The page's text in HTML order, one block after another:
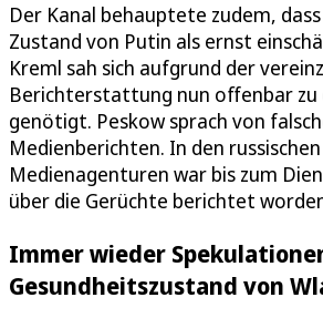
Der Kanal behauptete zudem,
Zustand von Putin als ernst
Kreml sah sich aufgrund der
Berichterstattung nun offenbar zu
genötigt. Peskow sprach von
Medienberichten. In den
Medienagenturen war bis zum
über die Gerüchte berichtet
Immer wieder
Gesundheitszustand von